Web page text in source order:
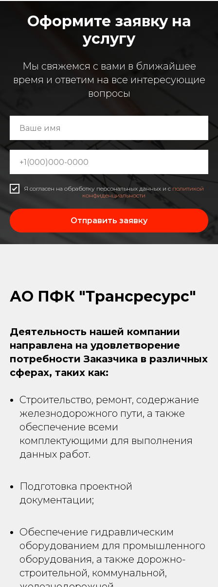
Оформите заявку на
услугу
Мы свяжемся с вами в ближайшее
время и ответим на все интересующие
вопросы
Я согласен на обработку персональных данных и с политикой
конфиденциальности
Отправить заявку
АО ПФК "Трансресурс"
Деятельность нашей компании
направлена на удовлетворение
потребности Заказчика в различных
сферах, таких как:
Строительство, ремонт, содержание
железнодорожного пути, а также
обеспечение всеми
комплектующими для выполнения
данных работ.
Подготовка проектной
документации;
Обеспечение гидравлическим
оборудованием для промышленного
оборудования, а также дорожно-
строительной, коммунальной,